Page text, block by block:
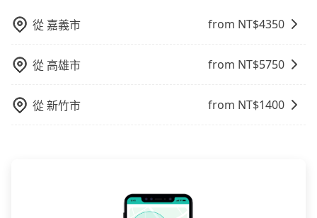
在預定時要不選擇評分高、評論多的飯店，不然就是還
煩，有些時候直接打電話問的價格可能比民宿訂房網來
得便宜，但缺點就是多數要匯款並再人工確認。假如不
或者國際Airbnb都值得推薦。
從 嘉義市 from NT$4350
從 高雄市 from NT$5750
從新竹市 from NT$1400